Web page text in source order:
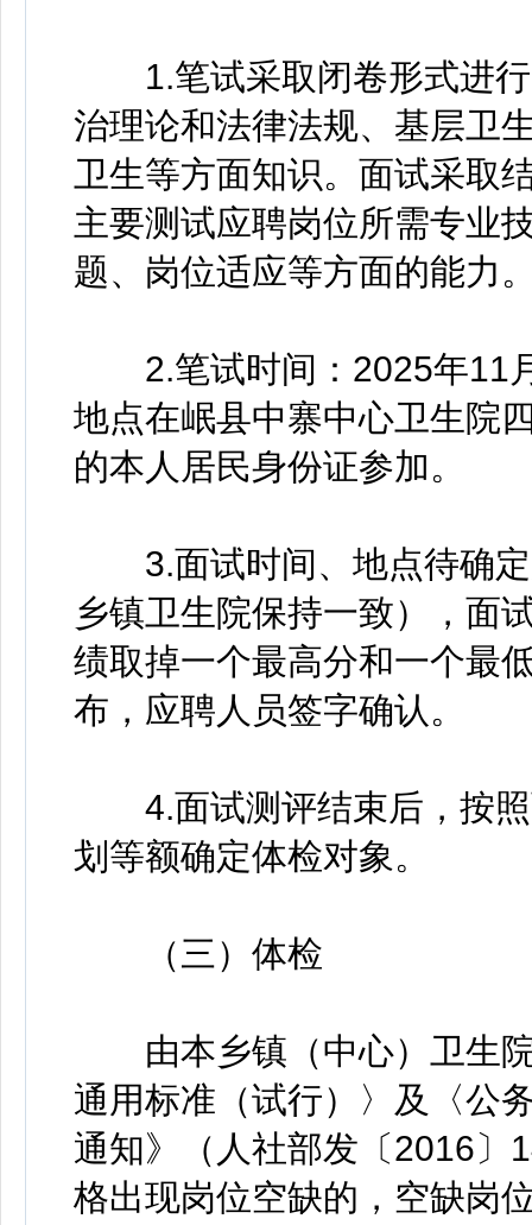
1.笔试采取闭卷形式进行
治理论和法律法规、基层卫
卫生等方面知识。面试采取
主要测试应聘岗位所需专业
题、岗位适应等方面的能力
2.笔试时间：2025年11
地点在岷县中寨中心卫生院
的本人居民身份证参加。
3.面试时间、地点待确定
乡镇卫生院保持一致），面
绩取掉一个最高分和一个最
布，应聘人员签字确认。
4.面试测评结束后，按照
划等额确定体检对象。
（三）体检
由本乡镇（中心）卫生院
通用标准（试行）〉及〈公
通知》（人社部发〔2016〕
格出现岗位空缺的，空缺岗